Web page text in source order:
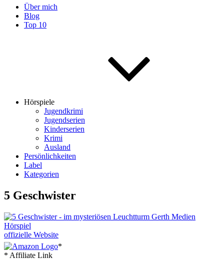
Über mich
Blog
Top 10
Hörspiele
Jugendkrimi
Jugendserien
Kinderserien
Krimi
Ausland
Persönlichkeiten
Label
Kategorien
5 Geschwister
offizielle Website
*
* Affiliate Link